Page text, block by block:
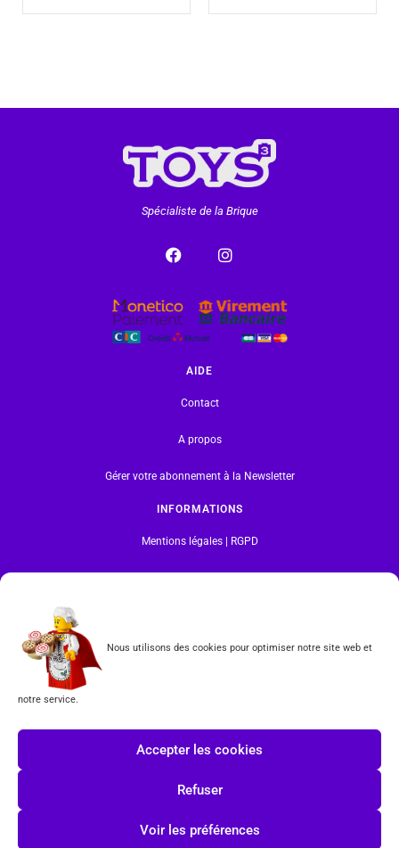
Nous utilisons des cookies pour optimiser notre site web et
notre service.
Accepter les cookies
Refuser
Voir les préférences
Spécialiste de la Brique
AIDE
Contact
A propos
Gérer votre abonnement à la Newsletter
INFORMATIONS
Mentions légales | RGPD
Tous les produits vendus sur ce site sont fabriqués par LEGO exclusivement. LEGO® est une
marque déposée par The LEGO Group. Les propriétaires des marques respectives citées sur le site
en restent les propriétaires. Tous droits réservés.
INSCRIPTION À LA NEWSLETTER
J'accepte les conditions duRGPD.